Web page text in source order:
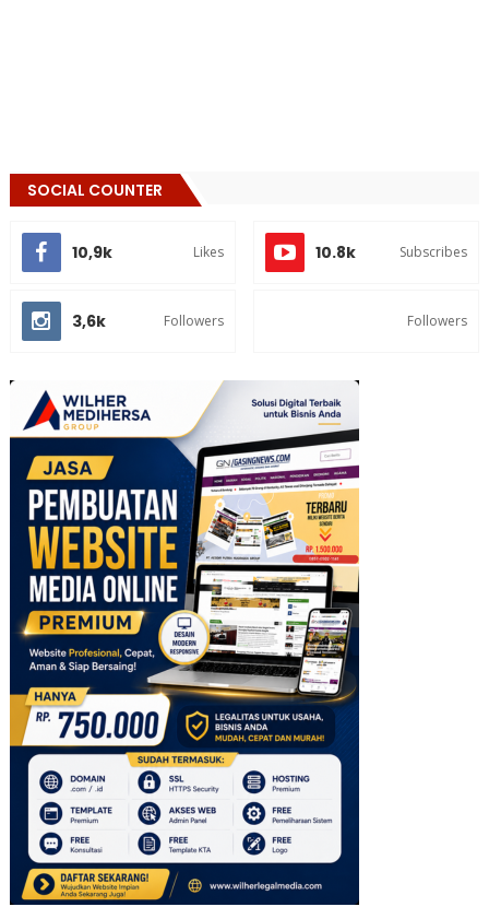
SOCIAL COUNTER
10,9k Likes 10.8k Subscribes
3,6k Followers Followers